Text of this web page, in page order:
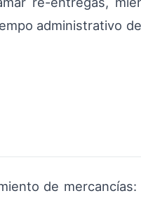
administrativo
de mercancías: